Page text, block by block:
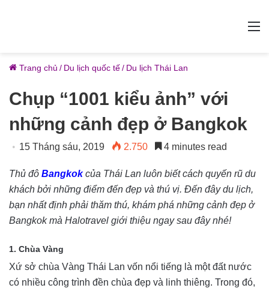
Trang chủ / Du lịch quốc tế/ Du lịch Thái Lan
Chụp “1001 kiểu ảnh” với
những cảnh đẹp ở Bangkok
15 Tháng sáu, 2019 2.750 4 minutes read
Thủ đô Bangkokcủa Thái Lan luôn biết cách quyến rũ du
khách bởi những điểm đến đẹp và thú vị. Đến đây du lịch,
bạn nhất định phải thăm thú, khám phá những cảnh đẹp ở
Bangkok mà Halotravel giới thiệu ngay sau đây nhé!
1. Chùa Vàng
Xứ sở chùa Vàng Thái Lan vốn nổi tiếng là một đất nước
có nhiều công trình đền chùa đẹp và linh thiêng. Trong đó,